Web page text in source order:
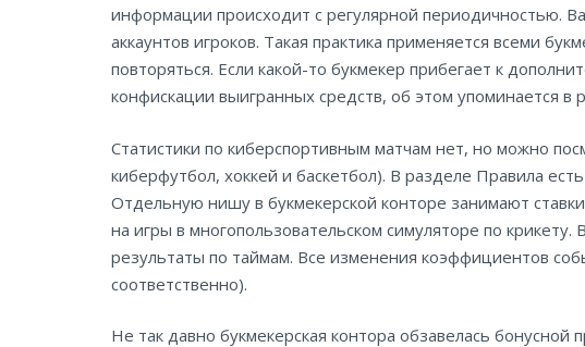
информации происходит с регулярной периодичностью.
аккаунтов игроков. Такая практика применяется всеми
повторяться. Если какой-то букмекер прибегает к
конфискации выигранных средств, об этом упоминается в
Статистики по киберспортивным матчам нет, но можно
киберфутбол, хоккей и баскетбол). В разделе Правила
Отдельную нишу в букмекерской конторе занимают
на игры в многопользовательском симуляторе по
результаты по таймам. Все изменения коэффициентов
соответственно).
Не так давно букмекерская контора обзавелась